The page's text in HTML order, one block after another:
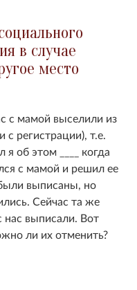
в случае
место
с мамой выселили из
регистрации), т.е.
я об этом ____ когда
с мамой и решил ее
выписаны, но
Сейчас та же
нас выписали. Вот
ли их отменить?